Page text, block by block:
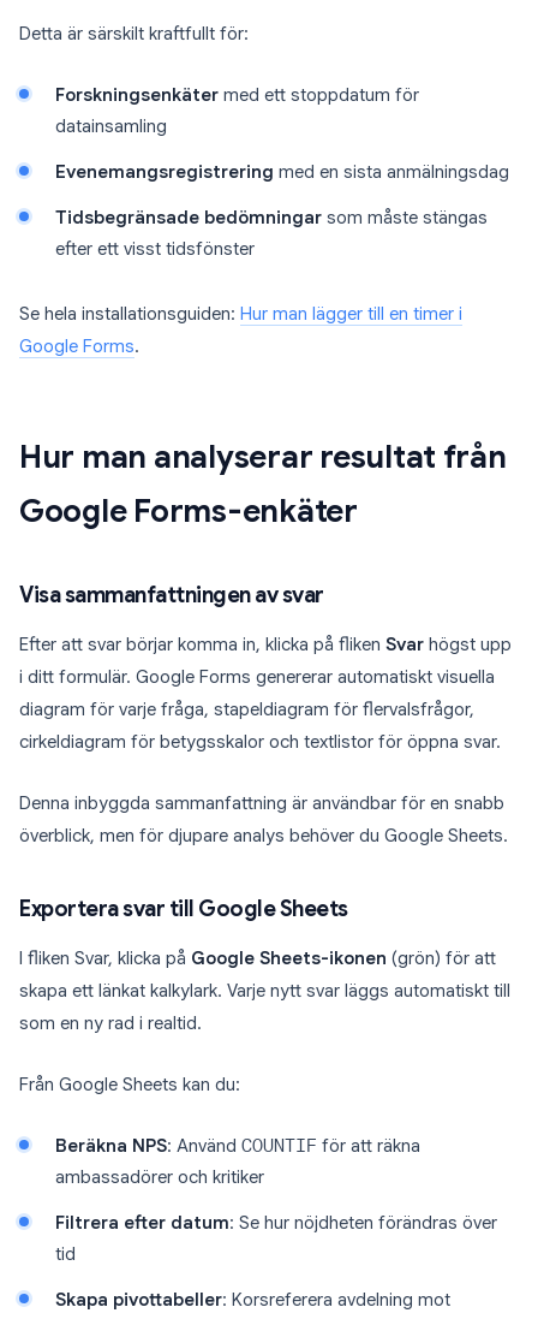
Detta är särskilt kraftfullt för:
Forskningsenkäter med ett stoppdatum för
datainsamling
Evenemangsregistrering med en sista anmälningsdag
Tidsbegränsade bedömningar som måste stängas
efter ett visst tidsfönster
Se hela installationsguiden: Hur man lägger till en timer i
Google Forms.
Hur man analyserar resultat från
Google Forms-enkäter
Visa sammanfattningen av svar
Efter att svar börjar komma in, klicka på fliken Svar högst upp
i ditt formulär. Google Forms genererar automatiskt visuella
diagram för varje fråga, stapeldiagram för flervalsfrågor,
cirkeldiagram för betygsskalor och textlistor för öppna svar.
Denna inbyggda sammanfattning är användbar för en snabb
överblick, men för djupare analys behöver du Google Sheets.
Exportera svar till Google Sheets
I fliken Svar, klicka på Google Sheets-ikonen (grön) för att
skapa ett länkat kalkylark. Varje nytt svar läggs automatiskt till
som en ny rad i realtid.
Från Google Sheets kan du:
Beräkna NPS: Använd COUNTIF för att räkna
ambassadörer och kritiker
Filtrera efter datum: Se hur nöjdheten förändras över
tid
Skapa pivottabeller: Korsreferera avdelning mot